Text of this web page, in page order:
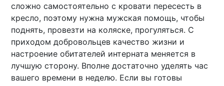
сложно самостоятельно с кровати пересесть в
кресло, поэтому нужна мужская помощь, чтобы
поднять, провезти на коляске, прогуляться. С
приходом добровольцев качество жизни и
настроение обитателей интерната меняется в
лучшую сторону. Вполне достаточно уделять час
вашего времени в неделю. Если вы готовы